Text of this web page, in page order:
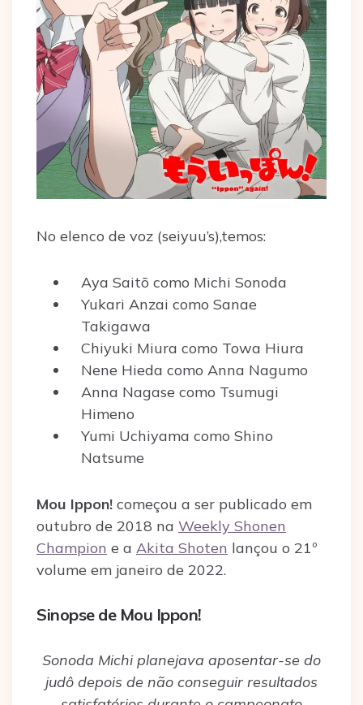
No elenco de voz (seiyuu’s),temos:
Aya Saitō como Michi Sonoda
Yukari Anzai como Sanae
Takigawa
Chiyuki Miura como Towa Hiura
Nene Hieda como Anna Nagumo
Anna Nagase como Tsumugi
Himeno
Yumi Uchiyama como Shino
Natsume
Mou Ippon! começou a ser publicado em
outubro de 2018 na Weekly Shonen
Champion e a Akita Shoten lançou o 21º
volume em janeiro de 2022.
Sinopse de Mou Ippon!
Sonoda Michi planejava aposentar-se do
judô depois de não conseguir resultados